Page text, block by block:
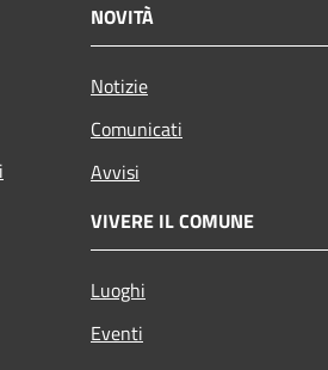
NOVITÀ
Notizie
Comunicati
Avvisi
VIVERE IL COMUNE
Luoghi
Eventi